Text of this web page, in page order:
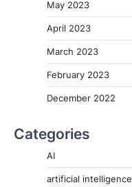
May 2023
April 2023
March 2023
February 2023
December 2022
Categories
AI
artificial intelligence